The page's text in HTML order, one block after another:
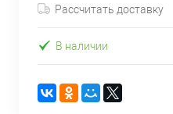
Рассчитать доставку
В наличии